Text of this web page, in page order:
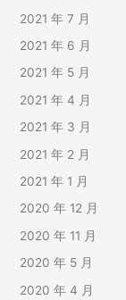
2021 年 7 月
2021 年 6 月
2021 年 5 月
2021 年 4 月
2021 年 3 月
2021 年 2 月
2021 年 1 月
2020 年 12 月
2020 年 11 月
2020 年 5 月
2020 年 4 月